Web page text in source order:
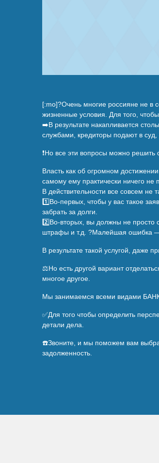
[:mo]?Очень многие россияне не в
жизненные условия. Для того,
➡️В результате накапливается
службами, кредиторы подают в
❗Но все эти вопросы можно
Власть как об огромном
самому ему практически ничего не
В действительности все совсем не
1️⃣Во-первых, чтобы у вас такое
забрать за долги.
2️⃣Во-вторых, вы должны не просто
штрафы и т.д. ?Малейшая ошибка —
В результате такой услугой, даже
⚖️Но есть другой вариант
многое другое.
Мы занимаемся всеми видами
✅Для того чтобы определить
детали дела.
☎️Звоните, и мы поможем вам
задолженность.